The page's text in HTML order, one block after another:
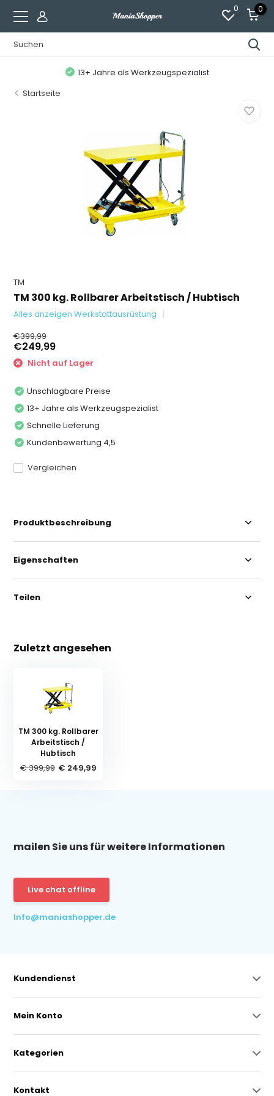
0 0
13+ Jahre als Werkzeugspezialist
Startseite
TM
TM 300 kg. Rollbarer Arbeitstisch / Hubtisch
Alles anzeigen Werkstattausrüstung
€399,99
€249,99
Nicht auf Lager
Unschlagbare Preise
13+ Jahre als Werkzeugspezialist
Schnelle Lieferung
Kundenbewertung 4,5
Vergleichen
Produktbeschreibung
Eigenschaften
Teilen
Zuletzt angesehen
TM 300 kg. Rollbarer
Arbeitstisch /
Hubtisch
€ 399,99 € 249,99
mailen Sie uns für weitere Informationen
Live chat offline
Info@maniashopper.de
Kundendienst
Mein Konto
Kategorien
Kontakt